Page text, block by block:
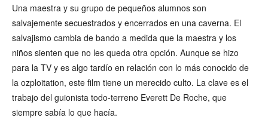
Una maestra y su grupo de pequeños alumnos son
salvajemente secuestrados y encerrados en una caverna. El
salvajismo cambia de bando a medida que la maestra y los
niños sienten que no les queda otra opción. Aunque se hizo
para la TV y es algo tardío en relación con lo más conocido de
la ozploitation, este film tiene un merecido culto. La clave es el
trabajo del guionista todo-terreno Everett De Roche, que
siempre sabía lo que hacía.